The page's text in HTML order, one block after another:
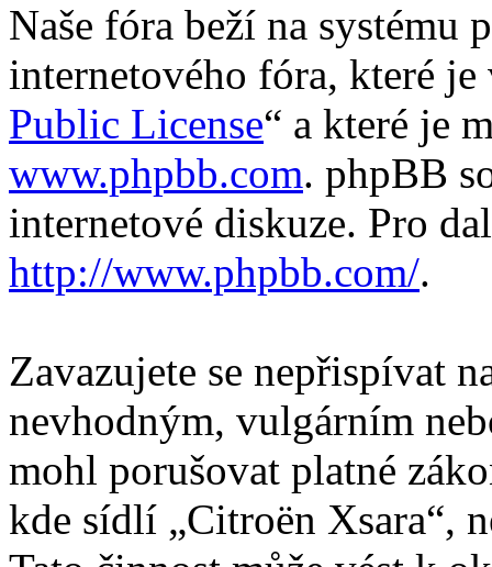
Naše fóra beží na systému
internetového fóra, které
Public License“ a které je
www.phpbb.com. phpBB
internetové diskuze. Pro
http://www.phpbb.com/.
Zavazujete se nepřispívat
nevhodným, vulgárním
mohl porušovat platné
kde sídlí „Citroën Xsara“,